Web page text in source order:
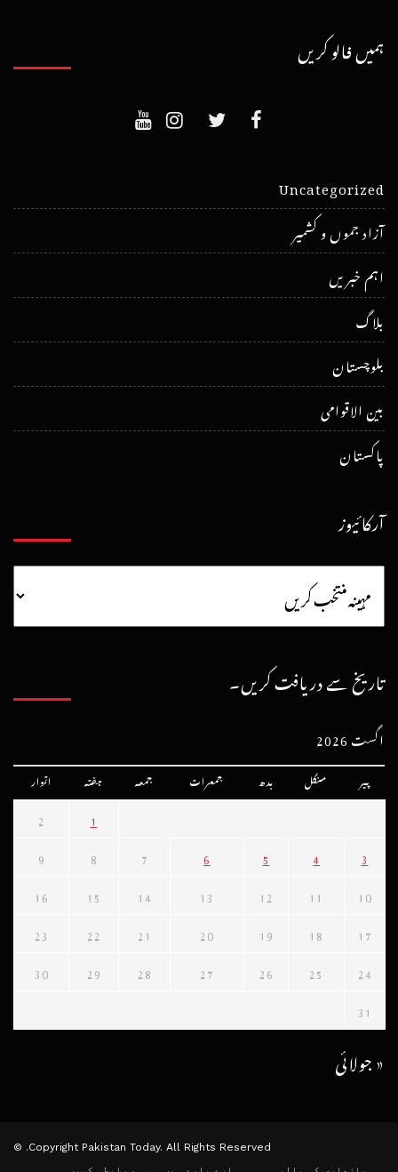
ہمیں فالو کریں
Uncategorized
آزاد جموں و کشمیر
اہم خبریں
بلاگ
بلوچستان
بین الاقوامی
پاکستان
آرکائیوز
تاریخ سے دریافت کریں۔
اگست 2026
پیر منگل بدھ جمعرات جمعہ ہفتہ اتوار
1
2
3
4
5
6
7
8
9
10
11
12
13
14
15
16
17
18
19
20
21
22
23
24
25
26
27
28
29
30
31
« جولائی
Copyright Pakistan Today. All Rights Reserved. ©